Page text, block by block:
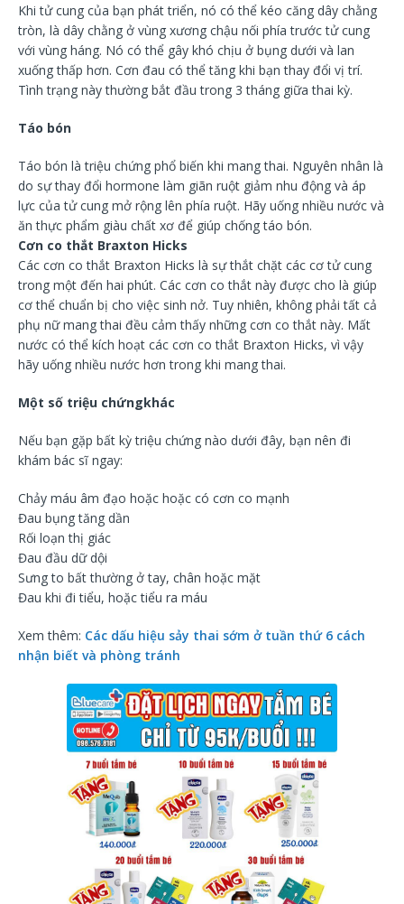
Khi tử cung của bạn phát triển, nó có thể kéo căng dây chằng
tròn, là dây chằng ở vùng xương chậu nối phía trước tử cung
với vùng háng. Nó có thể gây khó chịu ở bụng dưới và lan
xuống thấp hơn. Cơn đau có thể tăng khi bạn thay đổi vị trí.
Tình trạng này thường bắt đầu trong 3 tháng giữa thai kỳ.
Táo bón
Táo bón là triệu chứng phổ biến khi mang thai. Nguyên nhân là
do sự thay đổi hormone làm giãn ruột giảm nhu động và áp
lực của tử cung mở rộng lên phía ruột. Hãy uống nhiều nước và
ăn thực phẩm giàu chất xơ để giúp chống táo bón.
Cơn co thắt Braxton Hicks
Các cơn co thắt Braxton Hicks là sự thắt chặt các cơ tử cung
trong một đến hai phút. Các cơn co thắt này được cho là giúp
cơ thể chuẩn bị cho việc sinh nở. Tuy nhiên, không phải tất cả
phụ nữ mang thai đều cảm thấy những cơn co thắt này. Mất
nước có thể kích hoạt các cơn co thắt Braxton Hicks, vì vậy
hãy uống nhiều nước hơn trong khi mang thai.
Một số triệu chứngkhác
Nếu bạn gặp bất kỳ triệu chứng nào dưới đây, bạn nên đi
khám bác sĩ ngay:
Chảy máu âm đạo hoặc hoặc có cơn co mạnh
Đau bụng tăng dần
Rối loạn thị giác
Đau đầu dữ dội
Sưng to bất thường ở tay, chân hoặc mặt
Đau khi đi tiểu, hoặc tiểu ra máu
Xem thêm: Các dấu hiệu sảy thai sớm ở tuần thứ 6 cách
nhận biết và phòng tránh